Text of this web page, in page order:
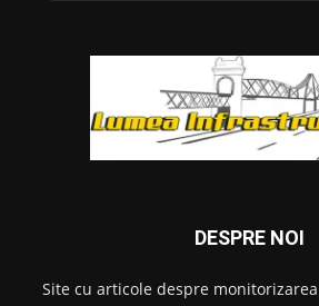
DESPRE NOI
Site cu articole despre